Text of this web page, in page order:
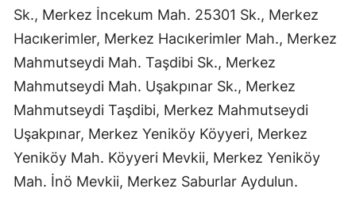
Sk., Merkez İncekum Mah. 25301 Sk., Merkez
Hacıkerimler, Merkez Hacıkerimler Mah., Merkez
Mahmutseydi Mah. Taşdibi Sk., Merkez
Mahmutseydi Mah. Uşakpınar Sk., Merkez
Mahmutseydi Taşdibi, Merkez Mahmutseydi
Uşakpınar, Merkez Yeniköy Köyyeri, Merkez
Yeniköy Mah. Köyyeri Mevkii, Merkez Yeniköy
Mah. İnö Mevkii, Merkez Saburlar Aydulun.